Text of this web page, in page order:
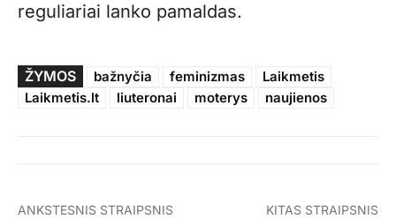
reguliariai lanko pamaldas.
ŽYMOS bažnyčia feminizmas
Laikmetis
Laikmetis.lt
liuteronai moterys naujienos
ANKSTESNIS STRAIPSNIS KITAS STRAIPSNIS